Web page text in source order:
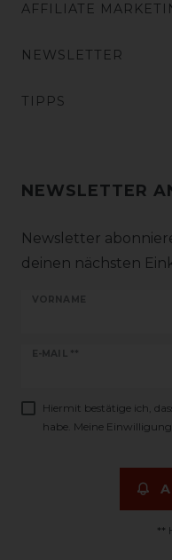
AFFILIATE
NEWSLETTER
TIPPS
NEWSLETTER
Newsletter
deinen nächsten
VORNAME
E-MAIL **
Newsletter
Hiermit bestätige ich,
habe. Meine
**